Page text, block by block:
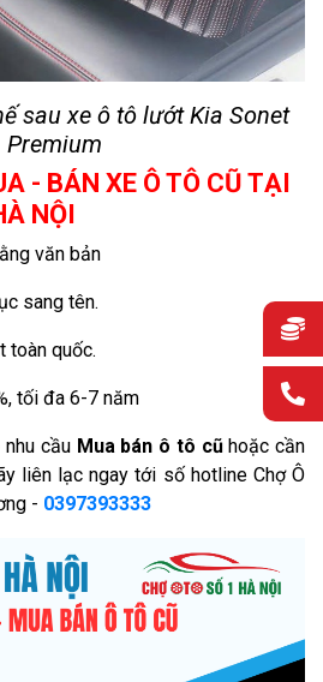
sau xe ô tô lướt Kia Sonet
Premium
- BÁN XE Ô TÔ CŨ TẠI
NỘI
văn bản
sang tên.
toàn quốc.
tối đa 6-7 năm
nhu cầu Mua bán ô tô cũhoặc cần
liên lạc ngay tới số hotline Chợ Ô
- 0397393333